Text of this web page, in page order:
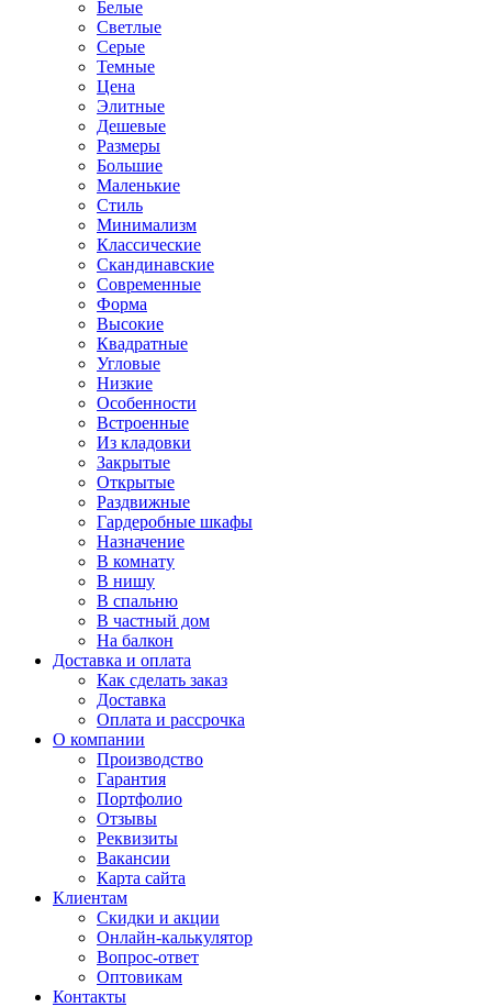
Белые
Светлые
Серые
Темные
Цена
Элитные
Дешевые
Размеры
Большие
Маленькие
Стиль
Минимализм
Классические
Скандинавские
Современные
Форма
Высокие
Квадратные
Угловые
Низкие
Особенности
Встроенные
Из кладовки
Закрытые
Открытые
Раздвижные
Гардеробные шкафы
Назначение
В комнату
В нишу
В спальню
В частный дом
На балкон
Доставка и оплата
Как сделать заказ
Доставка
Оплата и рассрочка
О компании
Производство
Гарантия
Портфолио
Отзывы
Реквизиты
Вакансии
Карта сайта
Клиентам
Скидки и акции
Онлайн-калькулятор
Вопрос-ответ
Оптовикам
Контакты